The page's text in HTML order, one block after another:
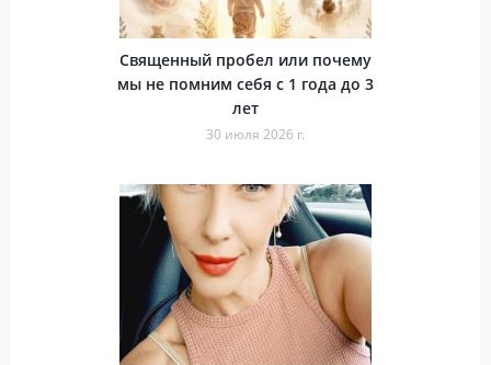
Священный пробел или почему
мы не помним себя с 1 года до 3
лет
30 июля 2026 г.